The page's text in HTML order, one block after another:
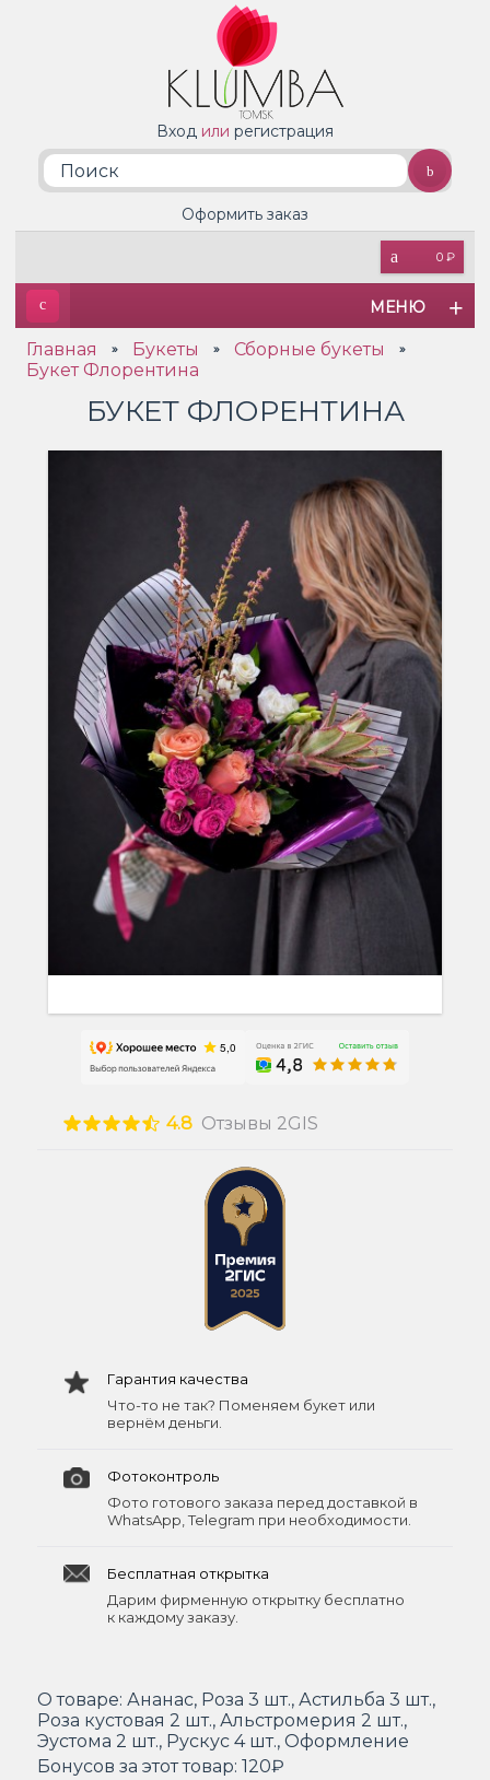
Вход или регистрация
0 ₽
Оформить заказ
МЕНЮ
Главная » Букеты » Сборные букеты »
Букет Флорентина
БУКЕТ ФЛОРЕНТИНА
4.8 Отзывы 2GIS
Гарантия качества
Что-то не так? Поменяем букет или
вернём деньги.
Фотоконтроль
Фото готового заказа перед доставкой в
WhatsApp, Telegram при необходимости.
Бесплатная открытка
Дарим фирменную открытку бесплатно
к каждому заказу.
О товаре: Ананас, Роза 3 шт., Астильба 3 шт.,
Роза кустовая 2 шт., Альстромерия 2 шт.,
Эустома 2 шт., Рускус 4 шт., Оформление
Бонусов за этот товар: 120₽